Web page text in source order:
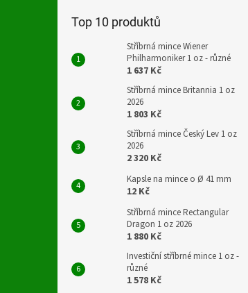
Top 10 produktů
Stříbrná mince Wiener
Philharmoniker 1 oz - různé
1 637 Kč
Stříbrná mince Britannia 1 oz
2026
1 803 Kč
Stříbrná mince Český Lev 1 oz
2026
2 320 Kč
Kapsle na mince o Ø 41 mm
12 Kč
Stříbrná mince Rectangular
Dragon 1 oz 2026
1 880 Kč
Investiční stříbrné mince 1 oz -
různé
1 578 Kč